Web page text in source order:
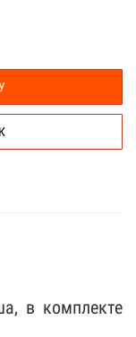
в комплекте